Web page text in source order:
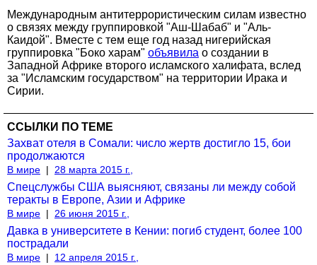
Международным антитеррористическим силам известно
о связях между группировкой "Аш-Шабаб" и "Аль-
Каидой". Вместе с тем еще год назад нигерийская
группировка "Боко харам" объявила о создании в
Западной Африке второго исламского халифата, вслед
за "Исламским государством" на территории Ирака и
Сирии.
ССЫЛКИ ПО ТЕМЕ
Захват отеля в Сомали: число жертв достигло 15, бои
продолжаются
В мире | 28 марта 2015 г.,
Спецслужбы США выясняют, связаны ли между собой
теракты в Европе, Азии и Африке
В мире | 26 июня 2015 г.,
Давка в университете в Кении: погиб студент, более 100
пострадали
В мире | 12 апреля 2015 г.,